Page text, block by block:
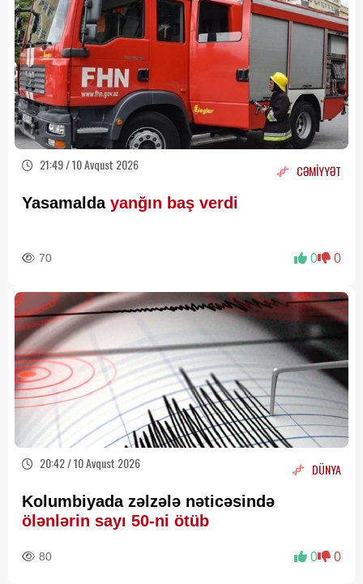
21:49 / 10 Avqust 2026 CƏMİYYƏT
Yasamaldayanğın baş verdi
70 0 0
20:42 / 10 Avqust 2026 DÜNYA
Kolumbiyada zəlzələ nəticəsində
ölənlərin sayı 50-ni ötüb
80 0 0